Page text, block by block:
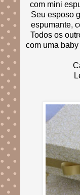
com mini
Seu esposo
espumante,
Todos os
com uma